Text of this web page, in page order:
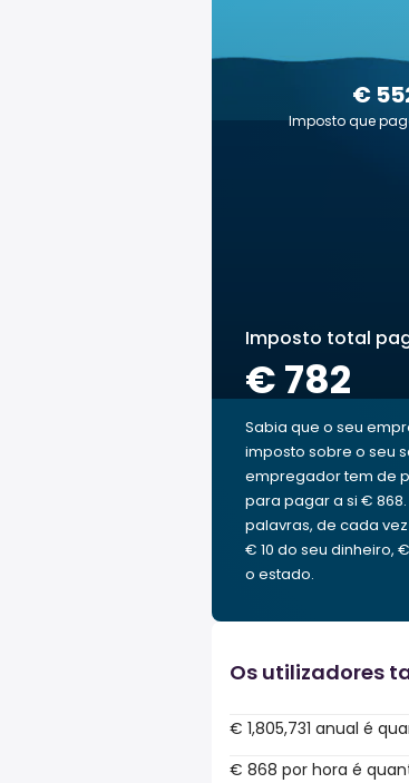
€
Imposto que
Imposto total
€ 782
Sabia que o seu
imposto sobre o seu
empregador tem de
para pagar a si € 868.
palavras, de cada
€ 10 do seu dinheiro,
o estado.
Os utilizadores
€ 1,805,731 anual é
€ 868 por hora é